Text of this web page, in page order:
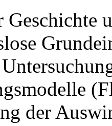
Geschichte
der